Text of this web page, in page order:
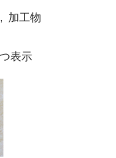
加工物
表示